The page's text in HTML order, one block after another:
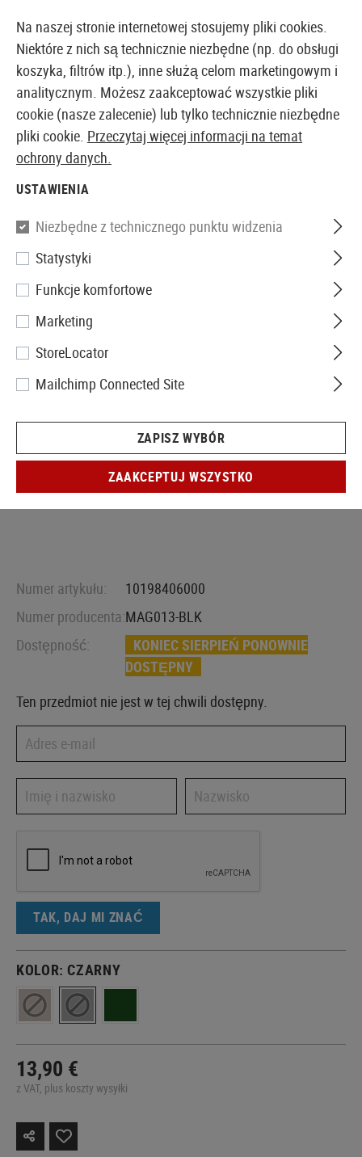
EUROPEJSKI AIRSOFT SKLEP I HURTOWNIA
Strona główna
Ladder Rail Protector
Numer artykułu:
10198406000
Numer producenta:MAG013-BLK
Dostępność:
KONIEC SIERPIEŃ PONOWNIE
DOSTĘPNY
Ten przedmiot nie jest w tej chwili dostępny.
TAK, DAJ MI ZNAĆ
KOLOR: CZARNY
13,90 €
z VAT, plus koszty wysyłki
Na naszej stronie internetowej stosujemy pliki cookies.
Niektóre z nich są technicznie niezbędne (np. do obsługi
koszyka, filtrów itp.), inne służą celom marketingowym i
analitycznym. Możesz zaakceptować wszystkie pliki
cookie (nasze zalecenie) lub tylko technicznie niezbędne
pliki cookie. Przeczytaj więcej informacji na temat
ochrony danych.
USTAWIENIA
Niezbędne z technicznego punktu widzenia
Statystyki
Funkcje komfortowe
Marketing
StoreLocator
Mailchimp Connected Site
ZAPISZ WYBÓR
ZAAKCEPTUJ WSZYSTKO